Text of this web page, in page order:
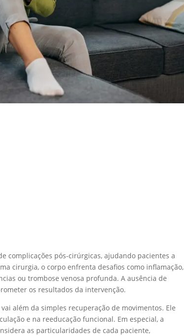
complicações pós-cirúrgicas, ajudando pacientes a
cirurgia, o corpo enfrenta desafios como inflamação,
ou trombose venosa profunda. A ausência de
os resultados da intervenção.
além da simples recuperação de movimentos. Ele
e na reeducação funcional. Em especial, a
as particularidades de cada paciente,